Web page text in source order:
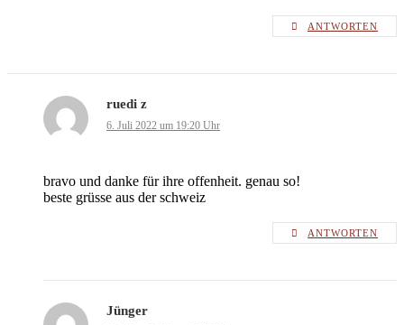
ANTWORTEN
ruedi z
6. Juli 2022 um 19:20 Uhr
bravo und danke für ihre offenheit. genau so!
beste grüsse aus der schweiz
ANTWORTEN
Jünger